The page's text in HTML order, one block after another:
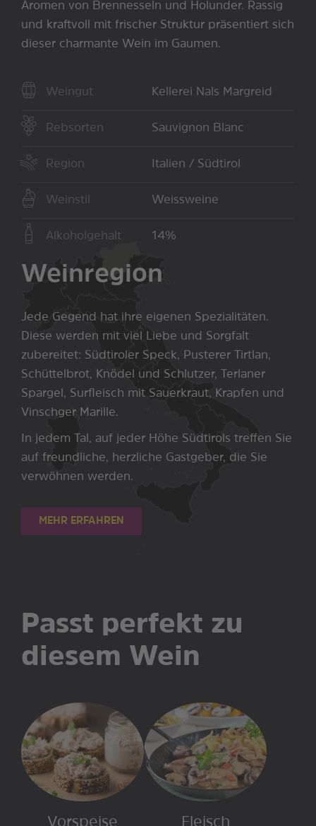
Aromen von Brennesseln und Holunder. Rassig
und kraftvoll mit frischer Struktur präsentiert sich
dieser charmante Wein im Gaumen.
Weingut Kellerei Nals Margreid
Rebsorten Sauvignon Blanc
Region Italien / Südtirol
Weinstil Weissweine
Alkoholgehalt 14%
Weinregion
Jede Gegend hat ihre eigenen Spezialitäten.
Diese werden mit viel Liebe und Sorgfalt
zubereitet: Südtiroler Speck, Pusterer Tirtlan,
Schüttelbrot, Knödel und Schlutzer, Terlaner
Spargel, Surfleisch mit Sauerkraut, Krapfen und
Vinschger Marille.
In jedem Tal, auf jeder Höhe Südtirols treffen Sie
auf freundliche, herzliche Gastgeber, die Sie
verwöhnen werden.
MEHR ERFAHREN
Passt perfekt zu
diesem Wein
Vorspeise Fleisch